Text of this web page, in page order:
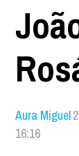
Aura Miguel
16:16